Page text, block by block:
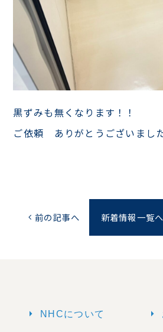
黒ずみも無くなります！！
ご依頼 ありがとうございました
chevron_left 前の記事へ 新着情報一覧へ
arrow_right NHCについて arrow_right